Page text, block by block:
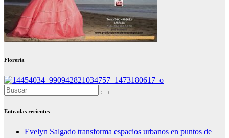
Florería
Entradas recientes
Evelyn Salgado transforma espacios urbanos en puntos de